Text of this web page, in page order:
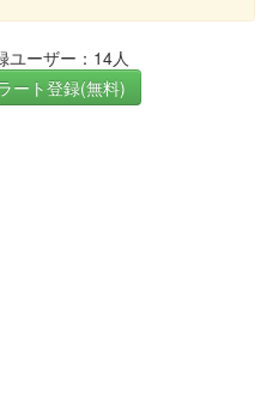
ユーザー：14人
ート登録(無料)